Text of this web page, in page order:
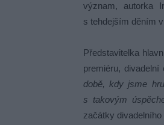
význam, autorka
s tehdejším děním
Představitelka
premiéru,
době, kdy jsme
s takovým
začátky divadelního